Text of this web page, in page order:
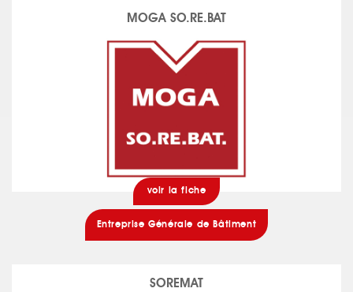
MOGA SO.RE.BAT
voir la fiche
Entreprise Générale de Bâtiment
SOREMAT